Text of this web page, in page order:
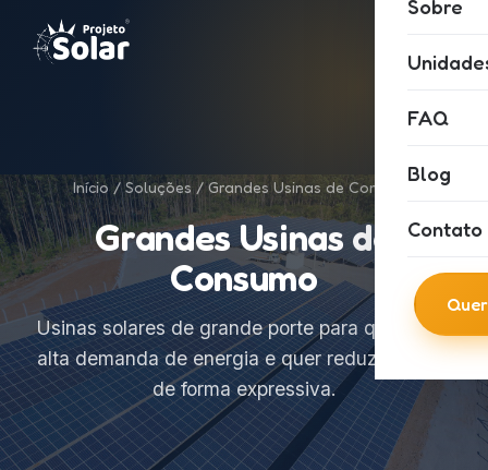
Sobre
FAQ
Blog
Contato
Início/Soluções/ Grandes Usinas de Consumo
Grandes Usinas de
Consumo
Usinas solares de grande porte para quem tem
alta demanda de energia e quer reduzir custos
de forma expressiva.